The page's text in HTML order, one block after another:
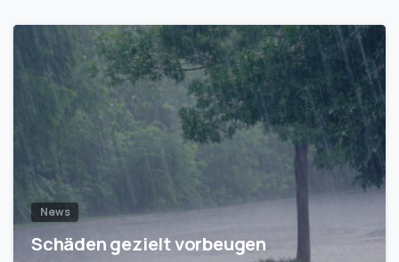
1
News
Schäden gezielt vorbeugen